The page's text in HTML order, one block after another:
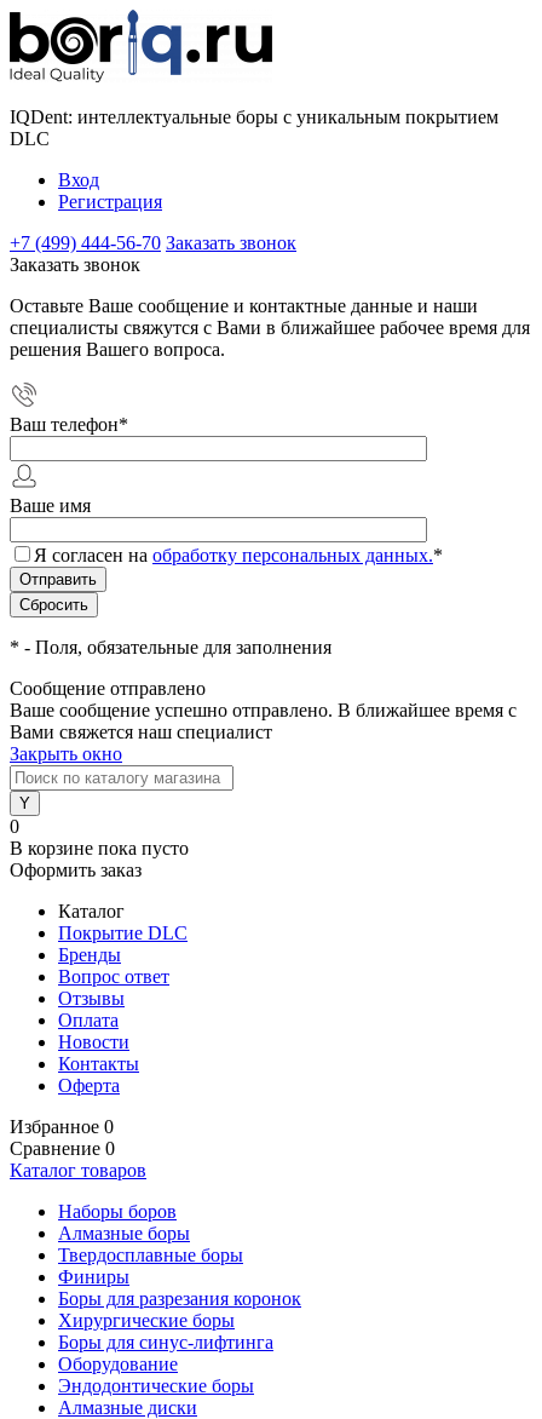
IQDent: интеллектуальные боры с уникальным покрытием
DLC
Вход
Регистрация
+7 (499) 444-56-70 Заказать звонок
Заказать звонок
Оставьте Ваше сообщение и контактные данные и наши
специалисты свяжутся с Вами в ближайшее рабочее время для
решения Вашего вопроса.
Ваш телефон*
Ваше имя
Я согласен на обработку персональных данных.*
* - Поля, обязательные для заполнения
Сообщение отправлено
Ваше сообщение успешно отправлено. В ближайшее время с
Вами свяжется наш специалист
Закрыть окно
0
В корзине пока пусто
Оформить заказ
Каталог
Покрытие DLC
Бренды
Вопрос ответ
Отзывы
Оплата
Новости
Контакты
Оферта
Избранное 0
Сравнение 0
Каталог товаров
Наборы боров
Алмазные боры
Твердосплавные боры
Финиры
Боры для разрезания коронок
Хирургические боры
Боры для синус-лифтинга
Оборудование
Эндодонтические боры
Алмазные диски